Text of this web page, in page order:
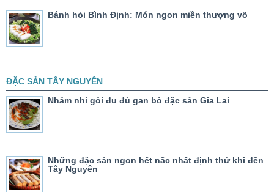
Bánh hỏi Bình Định: Món ngon miền thượng võ
ĐẶC SẢN TÂY NGUYÊN
Nhâm nhi gỏi đu đủ gan bò đặc sản Gia Lai
Những đặc sản ngon hết nấc nhất định thử khi đến
Tây Nguyên